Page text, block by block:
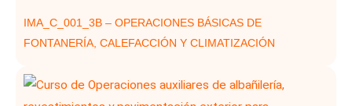
IMA_C_001_3B – OPERACIONES BÁSICAS DE
FONTANERÍA, CALEFACCIÓN Y CLIMATIZACIÓN